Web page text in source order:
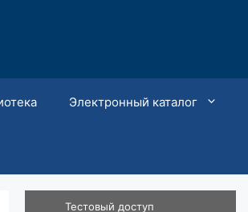
Электронный каталог
Тестовый доступ